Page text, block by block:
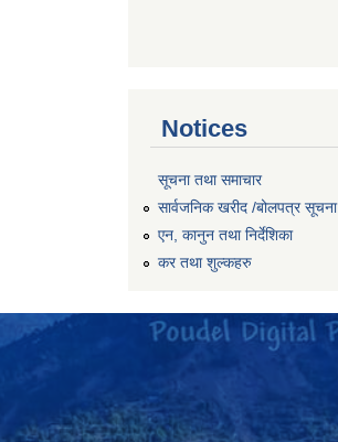
Notices
सूचना तथा समाचार
सार्वजनिक खरीद /बोलपत्र सूचना
एन, कानुन तथा निर्देशिका
कर तथा शुल्कहरु